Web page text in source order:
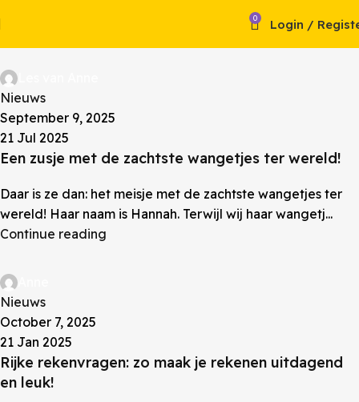
0 Login /
Nieuws
September 9, 2025
21 Jul 2025
Een zusje met de zachtste wangetjes ter wereld!
Daar is ze dan: het meisje met de zachtste wangetjes ter
wereld! Haar naam is Hannah. Terwijl wij haar wangetj...
Continue reading
Nieuws
October 7, 2025
21 Jan 2025
Rijke rekenvragen: zo maak je rekenen uitdagend
en leuk!